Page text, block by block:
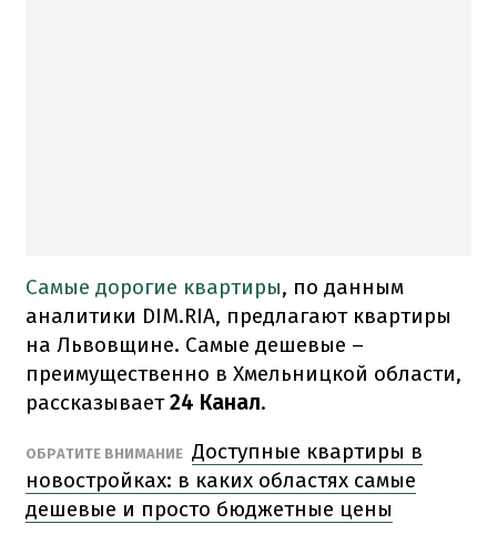
Самые дорогие квартиры, по данным
аналитики DIM.RIA, предлагают квартиры
на Львовщине. Самые дешевые –
преимущественно в Хмельницкой области,
рассказывает24 Канал.
ОБРАТИТЕ ВНИМАНИЕ Доступные квартиры в
новостройках: в каких областях самые
дешевые и просто бюджетные цены